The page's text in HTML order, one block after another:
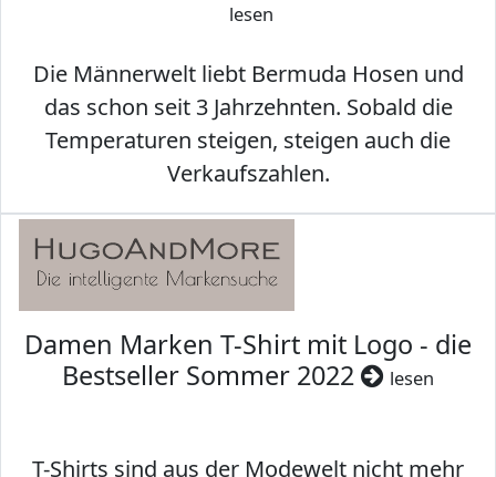
lesen
Die Männerwelt liebt Bermuda Hosen und
das schon seit 3 Jahrzehnten. Sobald die
Temperaturen steigen, steigen auch die
Verkaufszahlen.
Damen Marken T-Shirt mit Logo - die
Bestseller Sommer 2022
lesen
T-Shirts sind aus der Modewelt nicht mehr